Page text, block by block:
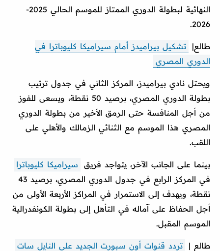
النهائية لبطولة الدوري الممتاز للموسم الحالي 2025-
2026.
طالع|
تشكيل بيراميدز أمام سيراميكا كليوباترا في
الدوري المصري
ويحتل نادي بيراميدز، المركز الثاني في جدول ترتيب
بطولة الدوري المصري، برصيد 50 نقطة، ويسعى للفوز
من أجل المنافسة حتى الرمق الأخير من بطولة الدوري
المصري هذا الموسم مع الثنائي الزمالك والأهلي على
اللقب.
بينما على الجانب الآخر، يتواجد فريق
سيراميكا كليوباترا
في المركز الرابع في جدول الدوري المصري، برصيد 43
نقطة، ويهدف إلى الاستمرار في المراكز الأربعة الأولى من
أجل الحفاظ على آماله في التأهل إلى بطولة الكونفدرالية
الموسم المقبل.
طالع | تردد قنوات أون سبورت الجديد على النايل سات